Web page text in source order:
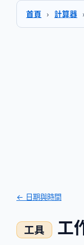
首頁 › 計算器 ›
← 日期與時間
工